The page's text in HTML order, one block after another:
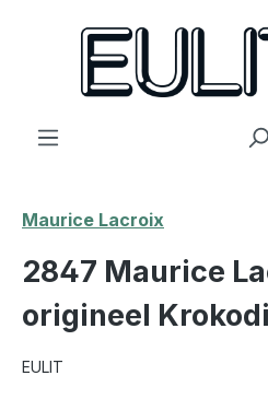
Maurice Lacroix
2847 Maurice
origineel
EULIT